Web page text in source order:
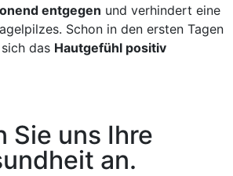
entgegen und verhindert eine
Schon in den ersten Tagen
das Hautgefühl positiv
Sie uns Ihre
an.